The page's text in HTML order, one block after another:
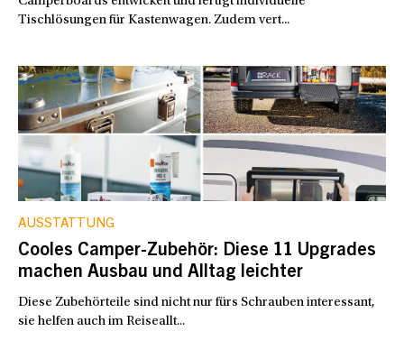
AUSSTATTUNG
Cooles Camper-Zubehör: Diese 11 Upgrades
machen Ausbau und Alltag leichter
Diese Zubehörteile sind nicht nur fürs Schrauben interessant,
sie helfen auch im Reiseallt...
Tischlösungen für Kastenwagen. Zudem vert...